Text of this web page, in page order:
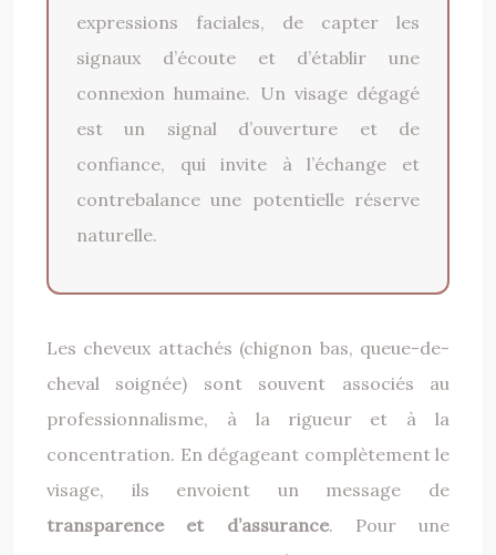
expressions faciales, de capter les
signaux d’écoute et d’établir une
connexion humaine. Un visage dégagé
est un signal d’ouverture et de
confiance, qui invite à l’échange et
contrebalance une potentielle réserve
naturelle.
Les cheveux attachés (chignon bas, queue-de-
cheval soignée) sont souvent associés au
professionnalisme, à la rigueur et à la
concentration. En dégageant complètement le
visage, ils envoient un message de
transparence et d’assurance. Pour une